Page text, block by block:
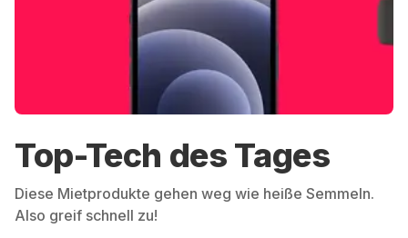
Top-Tech des Tages
Diese Mietprodukte gehen weg wie heiße Semmeln.
Also greif schnell zu!